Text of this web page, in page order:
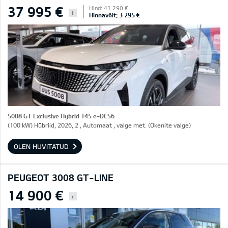
37 995 € i
Hind: 41 290 €
Hinnavõit: 3 295 €
5008 GT Exclusive Hybrid 145 e-DCS6
(100 kW) Hübriid, 2026, 2 , Automaat , valge met. (Okenite valge)
OLEN HUVITATUD
PEUGEOT 3008 GT-LINE
14 900 € i